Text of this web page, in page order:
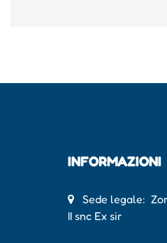
INFORMAZIONI
Sede legale:
II snc Ex sir